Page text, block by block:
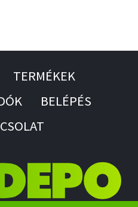
TERMÉKEK
BELÉPÉS